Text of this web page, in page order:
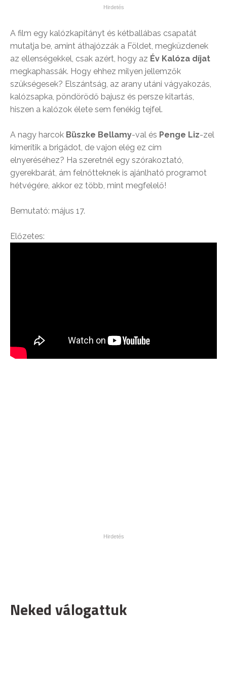
A film egy kalózkapitányt és kétballábas csapatát
mutatja be, amint áthajózzák a Földet, megküzdenek
az ellenségekkel, csak azért, hogy az Év Kalóza díjat
megkaphassák. Hogy ehhez milyen jellemzők
szükségesek? Elszántság, az arany utáni vágyakozás,
kalózsapka, pöndörödő bajusz és persze kitartás,
hiszen a kalózok élete sem fenékig tejfel.
A nagy harcok Büszke Bellamy-val és Penge Liz-zel
kimerítik a brigádot, de vajon elég ez cím
elnyeréséhez? Ha szeretnél egy szórakoztató,
gyerekbarát, ám felnőtteknek is ajánlható programot
hétvégére, akkor ez több, mint megfelelő!
Bemutató: május 17.
Előzetes:
Neked válogattuk